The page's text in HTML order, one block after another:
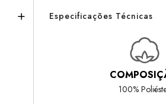
Especificações Técnicas
100%